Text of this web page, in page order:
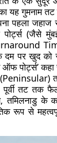
यह गुमनाम
पहला
(जैसे मुंबई
पर खुद को
ऑफ पोर्ट्स’
पूर्वी तट
तमिलनाडु के
से